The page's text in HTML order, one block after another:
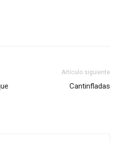
Artículo siguiente
Cantinfladas